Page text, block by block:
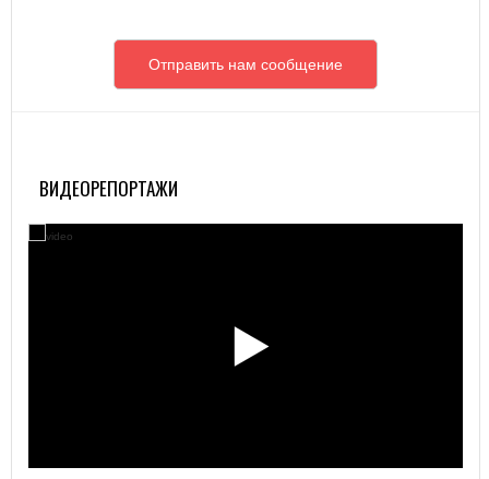
Отправить нам сообщение
ВИДЕОРЕПОРТАЖИ